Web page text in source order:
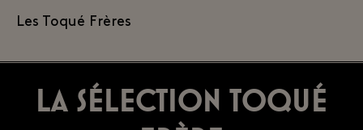
Les Toqué Frères
La sélection Toqué